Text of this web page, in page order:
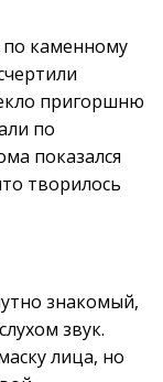
по каменному
пригоршню
по
показался
творилось
знакомый,
звук.
лица, но